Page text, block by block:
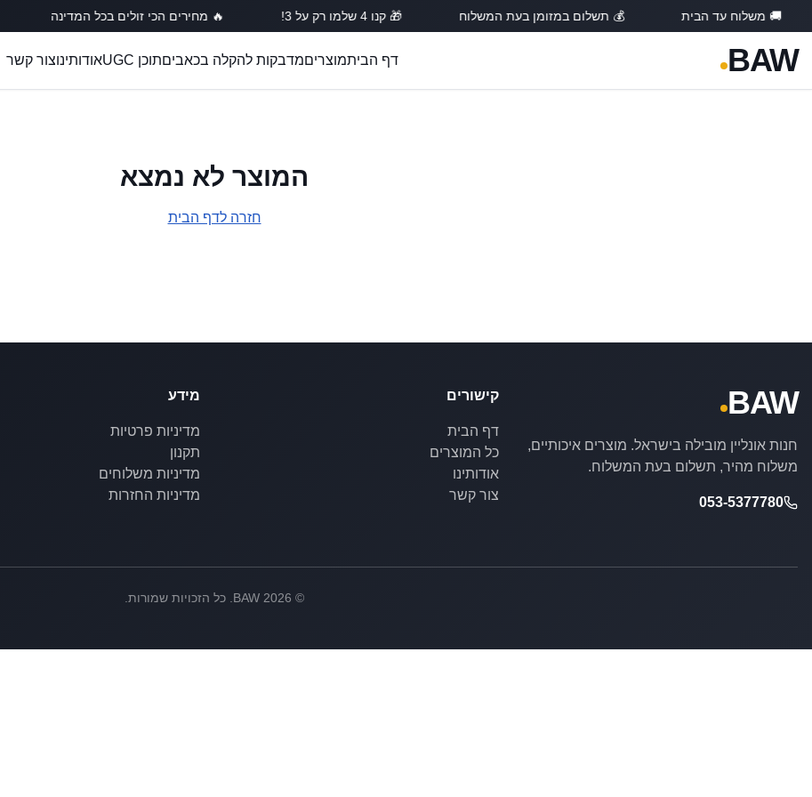
🚚 משלוח עד הבית 💰 תשלום במזומן בעת המשלוח 🎁 קנו 4 שלמו רק על 3! 🔥 מחירים הכי זולים בכל המדינה
BAW דף הביתמוצריםמדבקות להקלה בכאביםתוכן UGC אודותינוצור קשר
המוצר לא נמצא
חזרה לדף הבית
BAW
חנות אונליין מובילה בישראל. מוצרים איכותיים,
משלוח מהיר, תשלום בעת המשלוח.
053-5377780
קישורים
דף הבית
כל המוצרים
אודותינו
צור קשר
מידע
מדיניות פרטיות
תקנון
מדיניות משלוחים
מדיניות החזרות
©
2026